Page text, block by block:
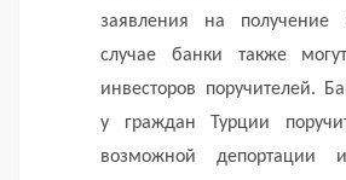
заявления на получение
случае банки также
инвесторов поручителей.
у граждан Турции
возможной депортации